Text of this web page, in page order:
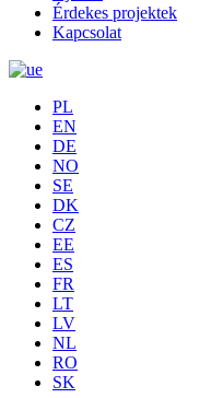
Érdekes projektek
Kapcsolat
PL
EN
DE
NO
SE
DK
CZ
EE
ES
FR
LT
LV
NL
RO
SK